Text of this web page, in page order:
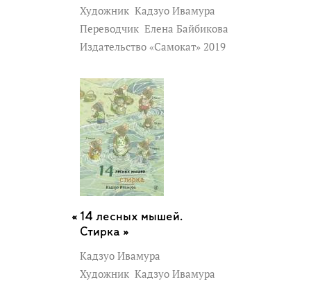
Художник Кадзуо Ивамура
Переводчик Елена Байбикова
Издательство «Самокат» 2019
14 лесных мышей.
Стирка »
Кадзуо Ивамура
Художник Кадзуо Ивамура